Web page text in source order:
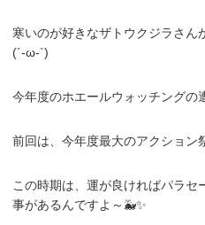
寒いのが好きなザトウクジラさん
(´-ω-`)
今年度のホエールウォッチングの
前回は、今年度最大のアクション
この時期は、運が良ければパラセ
事があるんですよ～🐳✨